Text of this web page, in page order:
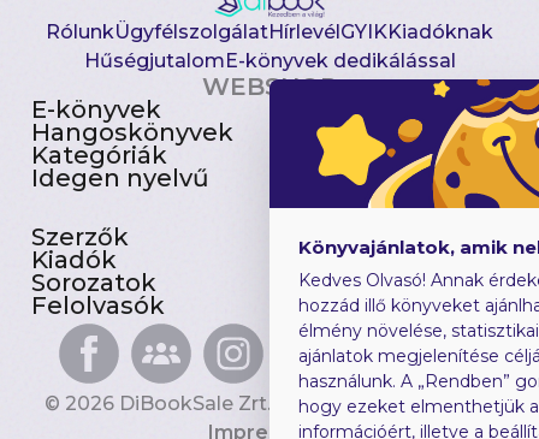
RólunkÜgyfélszolgálatHírlevélGYIKKiadóknak
HűségjutalomE-könyvek dedikálással
WEBSHOP
E-könyvek
Hangoskönyvek
Kategóriák
Idegen nyelvű
Csomagajánlatok
Akciósak
Előjegyezhetők
Újdonságok
Szerzők
Kiadók
Sorozatok
Felolvasók
Gyerekkönyvek
Heti toplista
Ajándékutalvány
Blog
© 2026 DiBookSale Zrt. Minden jog fenntartva.
Impresszum
Könyvajánlatok, amik
Kedves Olvasó! Annak
hozzád illő könyveket
élmény növelése,
ajánlatok megjelenítése
használunk. A „Rendben”
hogy ezeket elmenthetjük
információért, illetve a